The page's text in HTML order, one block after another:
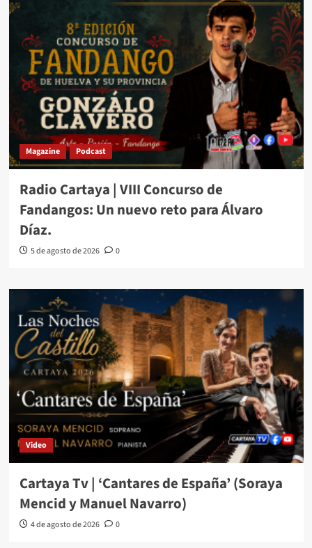
Magazine Podcast
Radio Cartaya | VIII Concurso de
Fandangos: Un nuevo reto para Álvaro
Díaz.
5 de agosto de 2026 0
Video
Cartaya Tv | ‘Cantares de España’ (Soraya
Mencid y Manuel Navarro)
4 de agosto de 2026 0